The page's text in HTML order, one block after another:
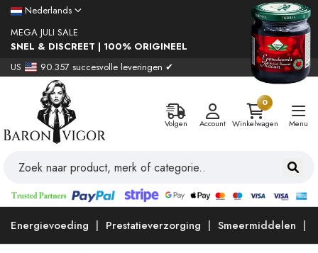
Nederlands
MEGA JULI SALE
SNEL & DISCREET | 100% ORIGINEEL
US
90.357 succesvolle leveringen ✔
Volgen Account
0
Winkelwagen
Menu
Energievoeding Prestatieverzorging Smeermiddelen